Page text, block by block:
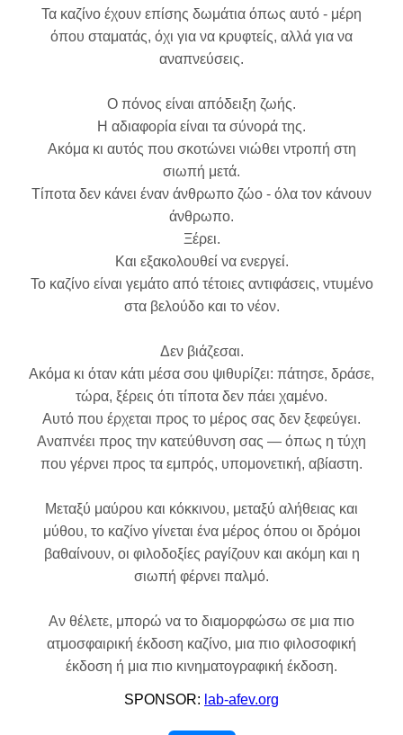
Τα καζίνο έχουν επίσης δωμάτια όπως αυτό - μέρη
όπου σταματάς, όχι για να κρυφτείς, αλλά για να
αναπνεύσεις.
Ο πόνος είναι απόδειξη ζωής.
Η αδιαφορία είναι τα σύνορά της.
Ακόμα κι αυτός που σκοτώνει νιώθει ντροπή στη
σιωπή μετά.
Τίποτα δεν κάνει έναν άνθρωπο ζώο - όλα τον κάνουν
άνθρωπο.
Ξέρει.
Και εξακολουθεί να ενεργεί.
Το καζίνο είναι γεμάτο από τέτοιες αντιφάσεις, ντυμένο
στα βελούδο και το νέον.
Δεν βιάζεσαι.
Ακόμα κι όταν κάτι μέσα σου ψιθυρίζει: πάτησε, δράσε,
τώρα, ξέρεις ότι τίποτα δεν πάει χαμένο.
Αυτό που έρχεται προς το μέρος σας δεν ξεφεύγει.
Αναπνέει προς την κατεύθυνση σας — όπως η τύχη
που γέρνει προς τα εμπρός, υπομονετική, αβίαστη.
Μεταξύ μαύρου και κόκκινου, μεταξύ αλήθειας και
μύθου, το καζίνο γίνεται ένα μέρος όπου οι δρόμοι
βαθαίνουν, οι φιλοδοξίες ραγίζουν και ακόμη και η
σιωπή φέρνει παλμό.
Αν θέλετε, μπορώ να το διαμορφώσω σε μια πιο
ατμοσφαιρική έκδοση καζίνο, μια πιο φιλοσοφική
έκδοση ή μια πιο κινηματογραφική έκδοση.
SPONSOR: lab-afev.org